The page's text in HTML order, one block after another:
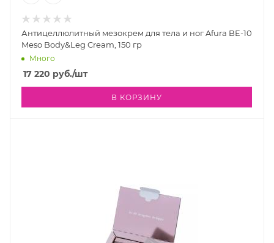
Антицеллюлитный мезокрем для тела и ног Afura BE-10
Meso Body&Leg Cream, 150 гр
Много
17 220 руб./шт
В КОРЗИНУ